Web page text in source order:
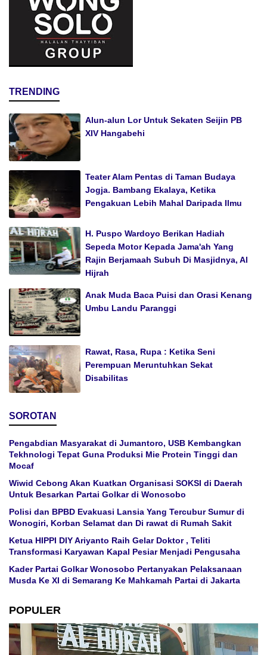
TRENDING
Alun-alun Lor Untuk Sekaten Seijin PB
XIV Hangabehi
Teater Alam Pentas di Taman Budaya
Jogja. Bambang Ekalaya, Ketika
Pengakuan Lebih Mahal Daripada Ilmu
H. Puspo Wardoyo Berikan Hadiah
Sepeda Motor Kepada Jama'ah Yang
Rajin Berjamaah Subuh Di Masjidnya, Al
Hijrah
Anak Muda Baca Puisi dan Orasi Kenang
Umbu Landu Paranggi
Rawat, Rasa, Rupa : Ketika Seni
Perempuan Meruntuhkan Sekat
Disabilitas
SOROTAN
Pengabdian Masyarakat di Jumantoro, USB Kembangkan
Tekhnologi Tepat Guna Produksi Mie Protein Tinggi dan
Mocaf
Wiwid Cebong Akan Kuatkan Organisasi SOKSI di Daerah
Untuk Besarkan Partai Golkar di Wonosobo
Polisi dan BPBD Evakuasi Lansia Yang Tercubur Sumur di
Wonogiri, Korban Selamat dan Di rawat di Rumah Sakit
Ketua HIPPI DIY Ariyanto Raih Gelar Doktor , Teliti
Transformasi Karyawan Kapal Pesiar Menjadi Pengusaha
Kader Partai Golkar Wonosobo Pertanyakan Pelaksanaan
Musda Ke XI di Semarang Ke Mahkamah Partai di Jakarta
POPULER